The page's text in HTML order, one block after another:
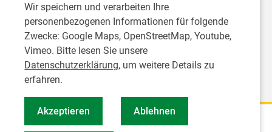
Wir speichern und verarbeiten Ihre
personenbezogenen Informationen für folgende
Zwecke: Google Maps, OpenStreetMap, Youtube,
Vimeo. Bitte lesen Sie unsere
Datenschutzerklärung, um weitere Details zu
erfahren.
Akzeptieren Ablehnen
- Landesarbeitsgemeinschaft für
des Freistaates Sachsen e.V.